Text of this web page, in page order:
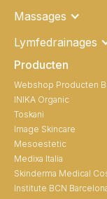
Massages
Lymfedrainages
Producten
Webshop Producten
INIKA Organic
Toskani
Image Skincare
Mesoestetic
Medixa Italia
Skinderma Medical
Institute BCN